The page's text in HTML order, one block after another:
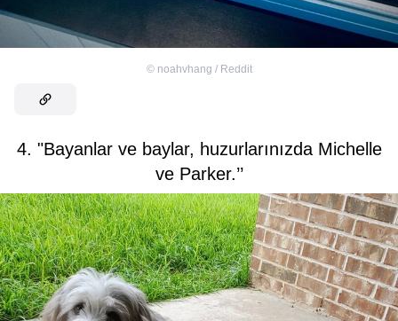
© noahvhang / Reddit
4. "Bayanlar ve baylar, huzurlarınızda Michelle
ve Parker.’’